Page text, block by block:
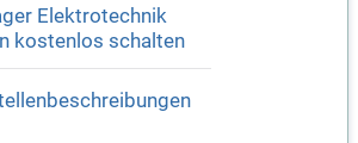
Elektrotechnik
kostenlos schalten